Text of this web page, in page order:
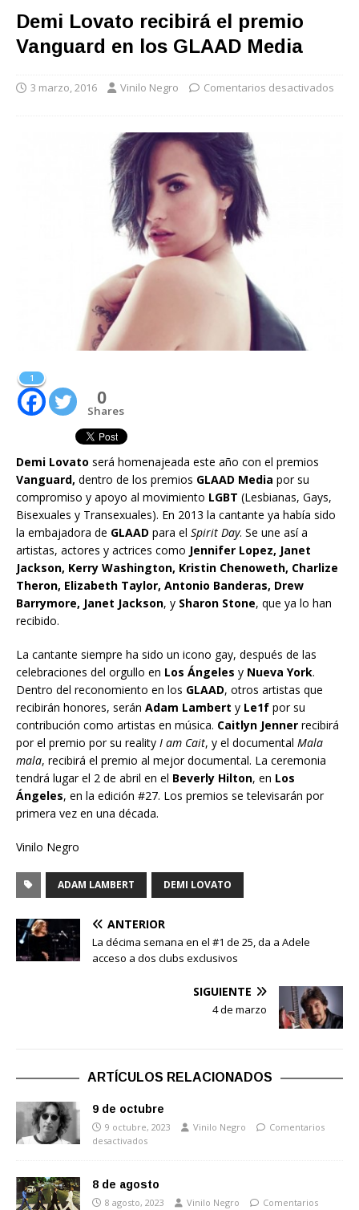
Demi Lovato recibirá el premio
Vanguard en los GLAAD Media
3 marzo, 2016 Vinilo Negro Comentarios desactivados
1
0
Shares
Demi Lovato será homenajeada este año con el premios
Vanguard, dentro de los premios GLAAD Media por su
compromiso y apoyo al movimiento LGBT (Lesbianas, Gays,
Bisexuales y Transexuales). En 2013 la cantante ya había sido
la embajadora de GLAAD para el Spirit Day. Se une así a
artistas, actores y actrices como Jennifer Lopez, Janet
Jackson, Kerry Washington, Kristin Chenoweth, Charlize
Theron, Elizabeth Taylor, Antonio Banderas, Drew
Barrymore, Janet Jackson, y Sharon Stone, que ya lo han
recibido.
La cantante siempre ha sido un icono gay, después de las
celebraciones del orgullo en Los Ángeles y Nueva York.
Dentro del reconomiento en los GLAAD, otros artistas que
recibirán honores, serán Adam Lambert y Le1f por su
contribución como artistas en música. Caitlyn Jenner recibirá
por el premio por su reality I am Cait, y el documental Mala
mala, recibirá el premio al mejor documental. La ceremonia
tendrá lugar el 2 de abril en el Beverly Hilton, en Los
Ángeles, en la edición #27. Los premios se televisarán por
primera vez en una década.
Vinilo Negro
ADAM LAMBERT DEMI LOVATO
ANTERIOR
La décima semana en el #1 de 25, da a Adele
acceso a dos clubs exclusivos
SIGUIENTE
4 de marzo
ARTÍCULOS RELACIONADOS
9 de octubre
9 octubre, 2023 Vinilo Negro
Comentarios
desactivados
8 de agosto
8 agosto, 2023 Vinilo Negro Comentarios